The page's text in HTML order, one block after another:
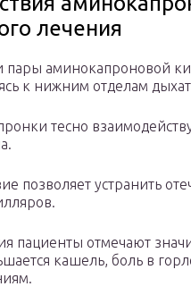
лечения
пары аминокапроновой
к нижним отделам
тесно
позволяет устранить
пациенты отмечают
кашель, боль в